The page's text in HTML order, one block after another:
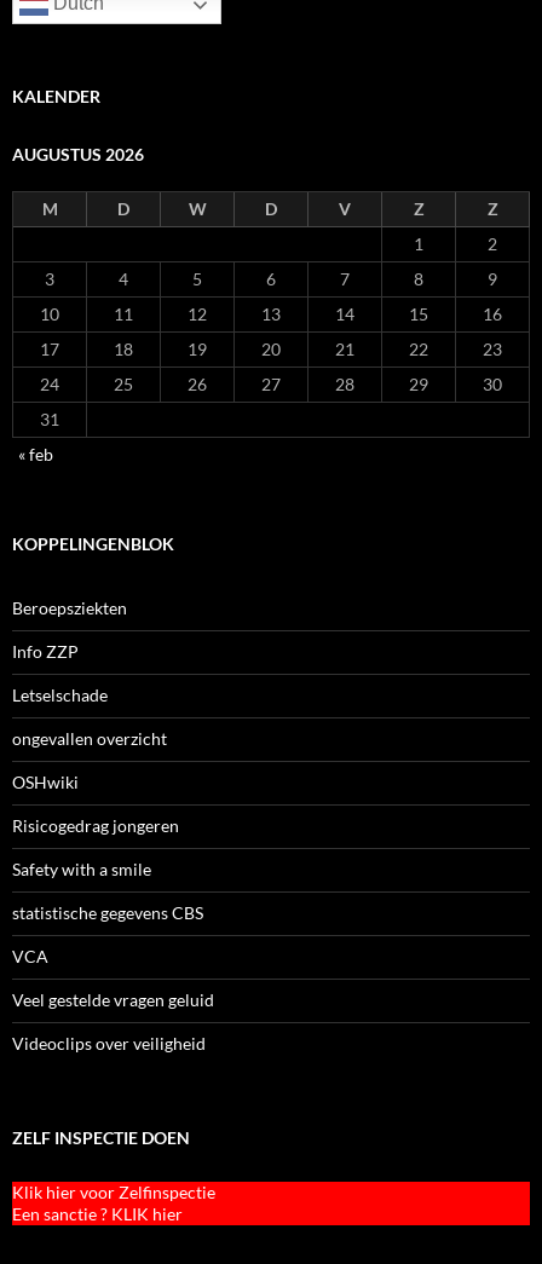
KALENDER
AUGUSTUS 2026
M D W D V Z
Z
1
2
3
4 5 6 7 8
9
10
11 12 13 14 15
16
17
18 19 20 21 22
23
24
25 26 27 28 29
30
31
« feb
KOPPELINGENBLOK
Beroepsziekten
Info ZZP
Letselschade
ongevallen overzicht
OSHwiki
Risicogedrag jongeren
Safety with a smile
statistische gegevens CBS
VCA
Veel gestelde vragen geluid
Videoclips over veiligheid
ZELF INSPECTIE DOEN
Klik hier voor Zelfinspectie
Een sanctie ? KLIK hier